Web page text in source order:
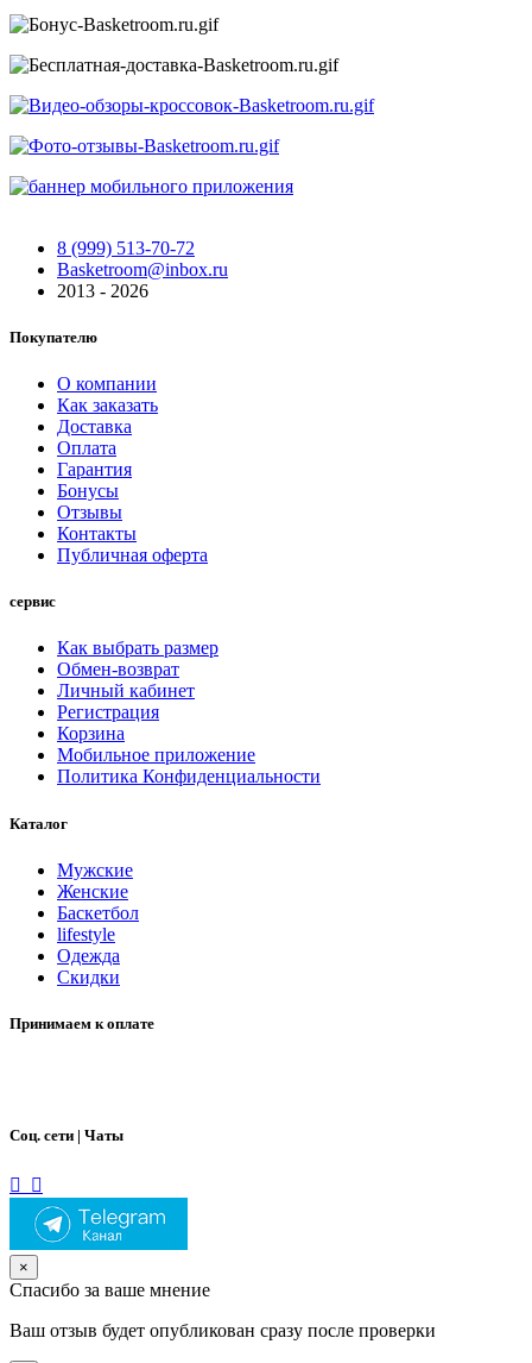
8 (999) 513-70-72
Basketroom@inbox.ru
2013 - 2026
Покупателю
О компании
Как заказать
Доставка
Оплата
Гарантия
Бонусы
Отзывы
Контакты
Публичная оферта
сервис
Как выбрать размер
Обмен-возврат
Личный кабинет
Регистрация
Корзина
Мобильное приложение
Политика Конфиденциальности
Каталог
Мужские
Женские
Баскетбол
lifestyle
Одежда
Скидки
Принимаем к оплате
Соц. сети | Чаты
×
Спасибо за ваше мнение
Ваш отзыв будет опубликован сразу после проверки